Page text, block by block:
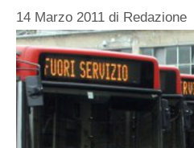
14 Marzo 2011 di Redazione